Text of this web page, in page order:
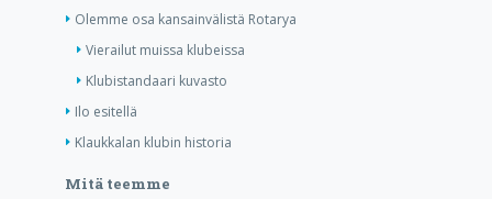
Olemme osa kansainvälistä Rotarya
Vierailut muissa klubeissa
Klubistandaari kuvasto
Ilo esitellä
Klaukkalan klubin historia
Mitä teemme